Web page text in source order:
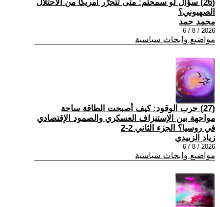
(26) سؤال لو سمحتم: متى تتحرّر أمريكا من الاحتلال
الصهيوني؟
محمد حمد
2026 / 8 / 6
مواضيع وابحاث سياسية
(27) حرب الوقود: كيف أصبحت الطاقة ساحة
مواجهة بين الإستنزاف العسكري والصمود الإقتصادي
في روسيا؟ الجزء الثاني 2-2
زياد الزبيدي
2026 / 8 / 6
مواضيع وابحاث سياسية